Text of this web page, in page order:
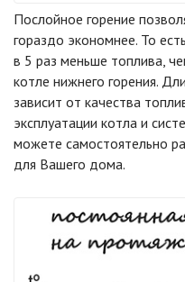
Послойное горение
гораздо экономнее. То
в 5 раз меньше топлива,
котле нижнего горения.
зависит от качества
эксплуатации котла и
можете самостоятельно
для Вашего дома.